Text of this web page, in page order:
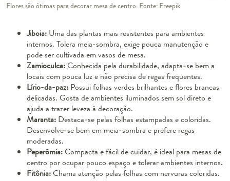
Flores são ótimas para decorar mesa de centro. Fonte: Freepik
Jiboia: Uma das plantas mais resistentes para ambientes
internos. Tolera meia-sombra, exige pouca manutenção e
pode ser cultivada em vasos de mesa.
Zamioculca:Conhecida pela durabilidade, adapta-se bem a
locais com pouca luz e não precisa de regas frequentes.
Lírio-da-paz: Possui folhas verdes brilhantes e flores brancas
delicadas. Gosta de ambientes iluminados sem sol direto e
ajuda a trazer leveza à decoração.
Maranta: Destaca-se pelas folhas estampadas e coloridas.
Desenvolve-se bem em meia-sombra e prefere regas
moderadas.
Peperômia:Compacta e fácil de cuidar, é ideal para mesas de
centro por ocupar pouco espaço e tolerar ambientes internos.
Fitônia:Chama atenção pelas folhas com nervuras coloridas.